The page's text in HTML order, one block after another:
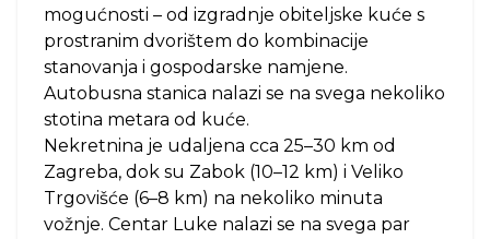
mogućnosti – od izgradnje obiteljske kuće s
prostranim dvorištem do kombinacije
stanovanja i gospodarske namjene.
Autobusna stanica nalazi se na svega nekoliko
stotina metara od kuće.
Nekretnina je udaljena cca 25–30 km od
Zagreba, dok su Zabok (10–12 km) i Veliko
Trgovišće (6–8 km) na nekoliko minuta
vožnje. Centar Luke nalazi se na svega par